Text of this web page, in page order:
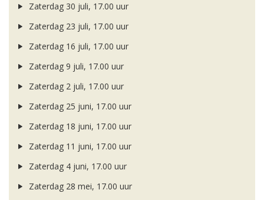
Zaterdag 30 juli, 17.00 uur
Zaterdag 23 juli, 17.00 uur
Zaterdag 16 juli, 17.00 uur
Zaterdag 9 juli, 17.00 uur
Zaterdag 2 juli, 17.00 uur
Zaterdag 25 juni, 17.00 uur
Zaterdag 18 juni, 17.00 uur
Zaterdag 11 juni, 17.00 uur
Zaterdag 4 juni, 17.00 uur
Zaterdag 28 mei, 17.00 uur